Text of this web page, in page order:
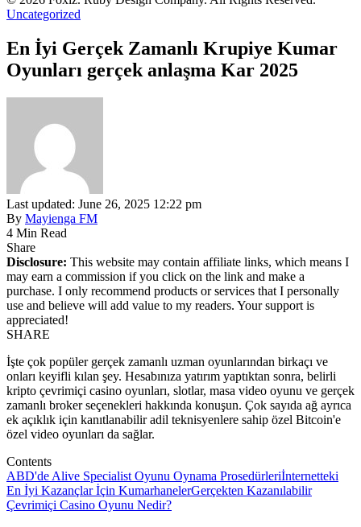
Uncategorized
En İyi Gerçek Zamanlı Krupiye Kumar
Oyunları gerçek anlaşma Kar 2025
Last updated: June 26, 2025 12:22 pm
By Mayienga FM
4 Min Read
Share
Disclosure: This website may contain affiliate links, which means I
may earn a commission if you click on the link and make a
purchase. I only recommend products or services that I personally
use and believe will add value to my readers. Your support is
appreciated!
SHARE
İşte çok popüler gerçek zamanlı uzman oyunlarından birkaçı ve
onları keyifli kılan şey. Hesabınıza yatırım yaptıktan sonra, belirli
kripto çevrimiçi casino oyunları, slotlar, masa video oyunu ve gerçek
zamanlı broker seçenekleri hakkında konuşun. Çok sayıda ağ ayrıca
ek açıklık için kanıtlanabilir adil teknisyenlere sahip özel Bitcoin'e
özel video oyunları da sağlar.
Contents
ABD'de Alive Specialist Oyunu Oynama Prosedürleriİnternetteki
En İyi Kazançlar İçin KumarhanelerGerçekten Kazanılabilir
Çevrimiçi Casino Oyunu Nedir?